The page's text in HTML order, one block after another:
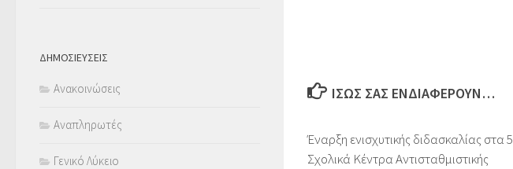
ΊΣΩΣ ΣΑΣ ΕΝΔΙΑΦΈΡΟΥΝ…
Έναρξη ενισχυτικής διδασκαλίας στα 5
Σχολικά Κέντρα Αντισταθμιστικής
ΔΗΜΟΣΙΕΥΣΕΙΣ
Ανακοινώσεις
Αναπληρωτές
Γενικό Λύκειο